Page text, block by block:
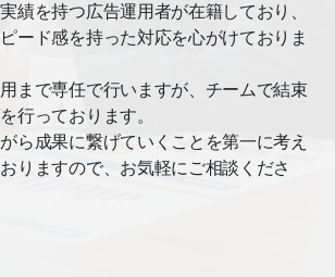
績を持つ広告運用者が在籍しており、
ード感を持った対応を心がけておりま
まで専任で行いますが、チームで結束
行っております。
ら成果に繋げていくことを第一に考え
りますので、お気軽にご相談くださ